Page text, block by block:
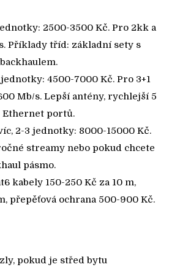
2500-3500 Kč. Pro 2kk a
Příklady tříd: základní sety s
4500-7000 Kč. Pro 3+1
Mb/s. Lepší antény, rychlejší 5
Ethernet portů.
2-3 jednotky: 8000-15000 Kč.
streamy nebo pokud chcete
pásmo.
kabely 150-250 Kč za 10 m,
přepěťová ochrana 500-900 Kč.
pokud je střed bytu